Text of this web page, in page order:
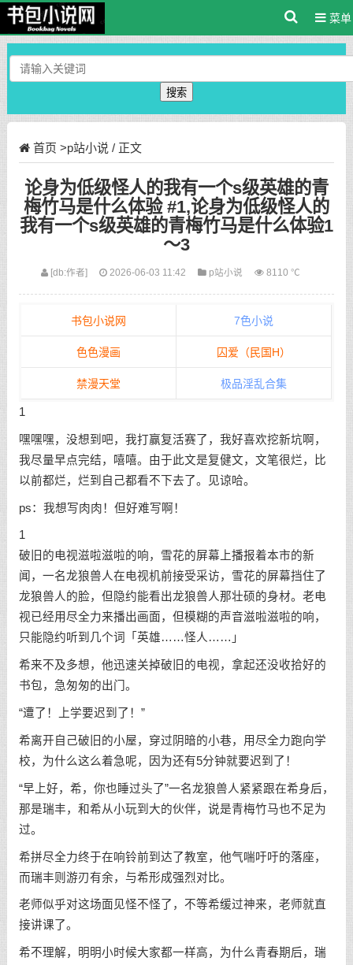
菜单
搜索
首页 >p站小说 / 正文
论身为低级怪人的我有一个s级英雄的青
梅竹马是什么体验 #1,论身为低级怪人的
我有一个s级英雄的青梅竹马是什么体验1
～3
[db:作者] 2026-06-03 11:42 p站小说 8110 ℃
书包小说网 7色小说
色色漫画 囚爱（民国H）
禁漫天堂 极品淫乱合集
1
嘿嘿嘿，没想到吧，我打赢复活赛了，我好喜欢挖新坑啊，
我尽量早点完结，嘻嘻。由于此文是复健文，文笔很烂，比
以前都烂，烂到自己都看不下去了。见谅哈。
ps：我想写肉肉！但好难写啊！
1
破旧的电视滋啦滋啦的响，雪花的屏幕上播报着本市的新
闻，一名龙狼兽人在电视机前接受采访，雪花的屏幕挡住了
龙狼兽人的脸，但隐约能看出龙狼兽人那壮硕的身材。老电
视已经用尽全力来播出画面，但模糊的声音滋啦滋啦的响，
只能隐约听到几个词「英雄……怪人……」
希来不及多想，他迅速关掉破旧的电视，拿起还没收拾好的
书包，急匆匆的出门。
“遭了！上学要迟到了！”
希离开自己破旧的小屋，穿过阴暗的小巷，用尽全力跑向学
校，为什么这么着急呢，因为还有5分钟就要迟到了！
“早上好，希，你也睡过头了”一名龙狼兽人紧紧跟在希身后，
那是瑞丰，和希从小玩到大的伙伴，说是青梅竹马也不足为
过。
希拼尽全力终于在响铃前到达了教室，他气喘吁吁的落座，
而瑞丰则游刃有余，与希形成强烈对比。
老师似乎对这场面见怪不怪了，不等希缓过神来，老师就直
接讲课了。
希不理解，明明小时候大家都一样高，为什么青春期后，瑞